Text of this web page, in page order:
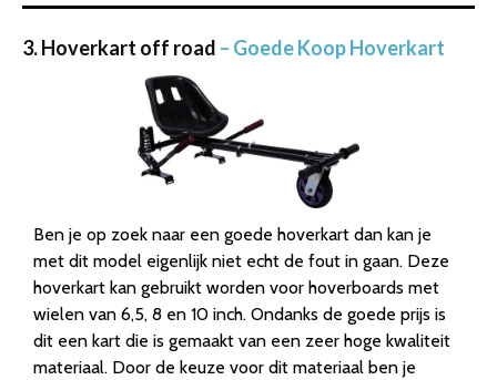
3. Hoverkart off road – Goede Koop Hoverkart
Ben je op zoek naar een goede hoverkart dan kan je
met dit model eigenlijk niet echt de fout in gaan. Deze
hoverkart kan gebruikt worden voor hoverboards met
wielen van 6,5, 8 en 10 inch. Ondanks de goede prijs is
dit een kart die is gemaakt van een zeer hoge kwaliteit
materiaal. Door de keuze voor dit materiaal ben je